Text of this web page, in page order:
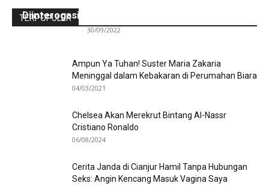
TERPOPULER
Diinterogasi Aparat Polres Sikka
- 30/09/2022
Ampun Ya Tuhan! Suster Maria Zakaria
Meninggal dalam Kebakaran di Perumahan Biara
04/03/2021
Chelsea Akan Merekrut Bintang Al-Nassr
Cristiano Ronaldo
06/08/2024
Cerita Janda di Cianjur Hamil Tanpa Hubungan
Seks: Angin Kencang Masuk Vagina Saya